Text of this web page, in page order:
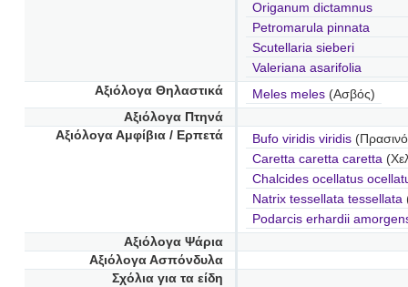
Origanum dictamnus
Petromarula pinnata
Scutellaria sieberi
Valeriana asarifolia
Αξιόλογα Θηλαστικά
Meles meles (Ασβός)
Αξιόλογα Πτηνά
Αξιόλογα Αμφίβια / Ερπετά
Bufo viridis viridis
Caretta caretta caretta
Chalcides ocellatus
Natrix tessellata tessellata
Podarcis erhardii
Αξιόλογα Ψάρια
Αξιόλογα Ασπόνδυλα
Σχόλια για τα είδη